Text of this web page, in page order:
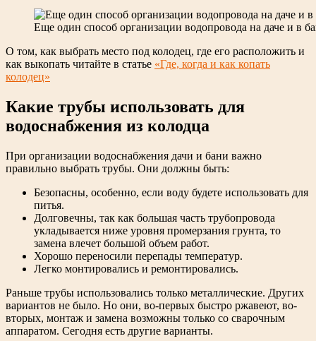
Еще один способ организации водопровода на даче и в
О том, как выбрать место под колодец, где его расположить и
как выкопать читайте в статье «Где, когда и как копать
колодец»
Какие трубы использовать для
водоснабжения из колодца
При организации водоснабжения дачи и бани важно
правильно выбрать трубы. Они должны быть:
Безопасны, особенно, если воду будете использовать для
питья.
Долговечны, так как большая часть трубопровода
укладывается ниже уровня промерзания грунта, то
замена влечет большой объем работ.
Хорошо переносили перепады температур.
Легко монтировались и ремонтировались.
Раньше трубы использовались только металлические. Других
вариантов не было. Но они, во-первых быстро ржавеют, во-
вторых, монтаж и замена возможны только со сварочным
аппаратом. Сегодня есть другие варианты.